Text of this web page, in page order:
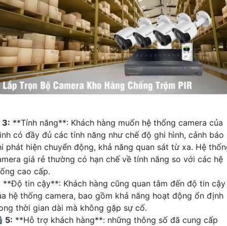
3: **Tính năng**: Khách hàng muốn hệ thống camera của
có đầy đủ các tính năng như chế độ ghi hình, cảnh báo
phát hiện chuyển động, khả năng quan sát từ xa. Hệ
giá rẻ thường có hạn chế về tính năng so với các hệ
cao cấp.
**Độ tin cậy**: Khách hàng cũng quan tâm đến độ tin cậy
hệ thống camera, bao gồm khả năng hoạt động ổn định
thời gian dài mà không gặp sự cố.
5: **Hỗ trợ khách hàng**: những thông số đã cung cấp